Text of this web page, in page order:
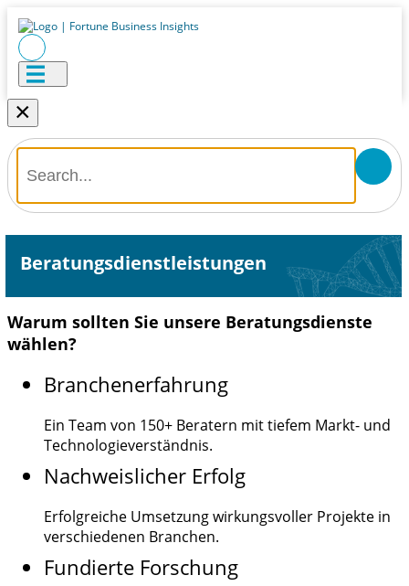
×
Beratungsdienstleistungen
Warum sollten Sie unsere Beratungsdienste
wählen?
Branchenerfahrung
Ein Team von 150+ Beratern mit tiefem Markt- und
Technologieverständnis.
Nachweislicher Erfolg
Erfolgreiche Umsetzung wirkungsvoller Projekte in
verschiedenen Branchen.
Fundierte Forschung